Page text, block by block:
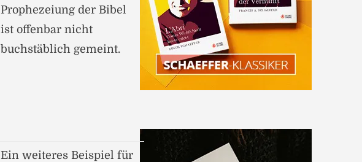
Prophezeiung der Bibel
ist offenbar nicht
buchstäblich gemeint.
Ein weiteres Beispiel für